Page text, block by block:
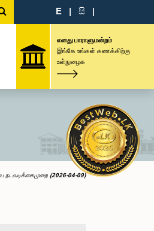
E | සි |
எனது பாராளுமன்றம்
இங்கே உங்கள் கணக்கிற்கு
உள்நுழைக
நடவடிக்கைமுறை (2026-04-09)